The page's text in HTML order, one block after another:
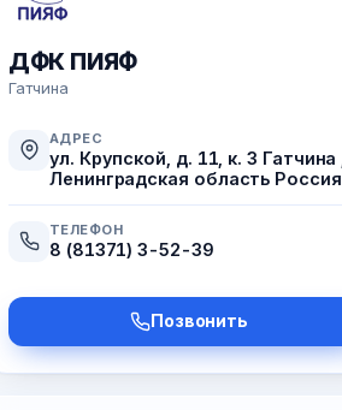
ДФК ПИЯФ
Гатчина
АДРЕС
ул. Крупской, д. 11, к. 3 Гатчина ,
Ленинградская область Россия
ТЕЛЕФОН
8 (81371) 3-52-39
Позвонить